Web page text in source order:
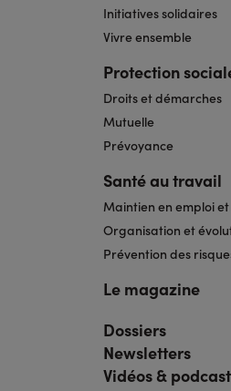
Initiatives solidaires
Vivre ensemble
Protection
Droits et démarches
Mutuelle
Prévoyance
Santé au travail
Maintien en emploi et
Organisation et
Prévention des
Le magazine
Navigation
pied
de
page
bis
Dossiers
Newsletters
Vidéos &